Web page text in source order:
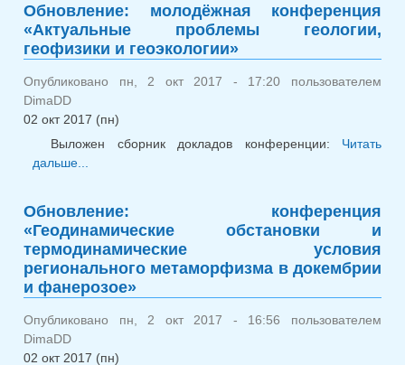
условия
Обновление: молодёжная конференция
«Актуальные проблемы геологии,
геофизики и геоэкологии»
Опубликовано пн, 2 окт 2017 - 17:20 пользователем
DimaDD
02 окт 2017 (пн)
Выложен сборник докладов конференции: Читать
дальше...
Обновление: конференция
«Геодинамические обстановки и
термодинамические условия
регионального метаморфизма в докембрии
и фанерозое»
Опубликовано пн, 2 окт 2017 - 16:56 пользователем
DimaDD
02 окт 2017 (пн)